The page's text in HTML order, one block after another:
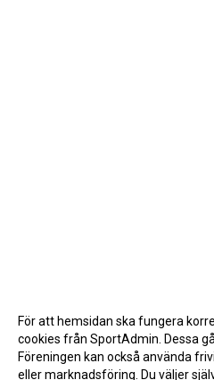
För att hemsidan ska fungera
cookies från SportAdmin. Dessa
Föreningen kan också använda
eller marknadsföring. Du väljer